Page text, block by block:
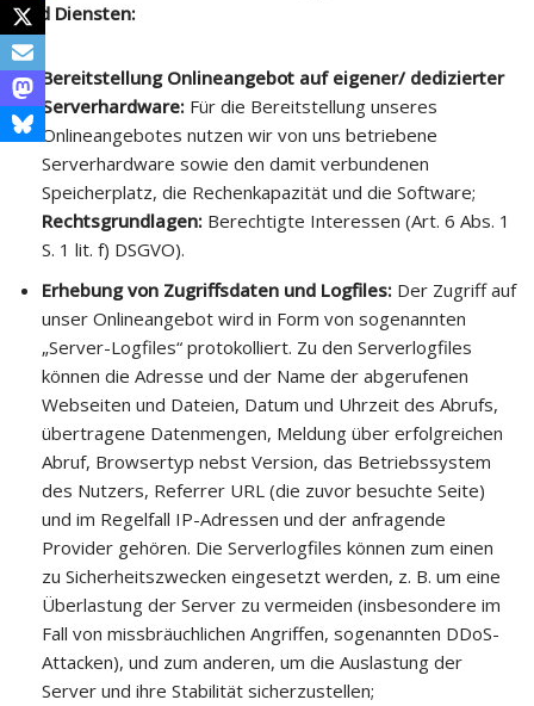
und Diensten:
Bereitstellung Onlineangebot auf eigener/ dedizierter
Serverhardware: Für die Bereitstellung unseres
Onlineangebotes nutzen wir von uns betriebene
Serverhardware sowie den damit verbundenen
Speicherplatz, die Rechenkapazität und die Software;
Rechtsgrundlagen: Berechtigte Interessen (Art. 6 Abs. 1
S. 1 lit. f) DSGVO).
Erhebung von Zugriffsdaten und Logfiles: Der Zugriff auf
unser Onlineangebot wird in Form von sogenannten
„Server-Logfiles“ protokolliert. Zu den Serverlogfiles
können die Adresse und der Name der abgerufenen
Webseiten und Dateien, Datum und Uhrzeit des Abrufs,
übertragene Datenmengen, Meldung über erfolgreichen
Abruf, Browsertyp nebst Version, das Betriebssystem
des Nutzers, Referrer URL (die zuvor besuchte Seite)
und im Regelfall IP-Adressen und der anfragende
Provider gehören. Die Serverlogfiles können zum einen
zu Sicherheitszwecken eingesetzt werden, z. B. um eine
Überlastung der Server zu vermeiden (insbesondere im
Fall von missbräuchlichen Angriffen, sogenannten DDoS-
Attacken), und zum anderen, um die Auslastung der
Server und ihre Stabilität sicherzustellen;